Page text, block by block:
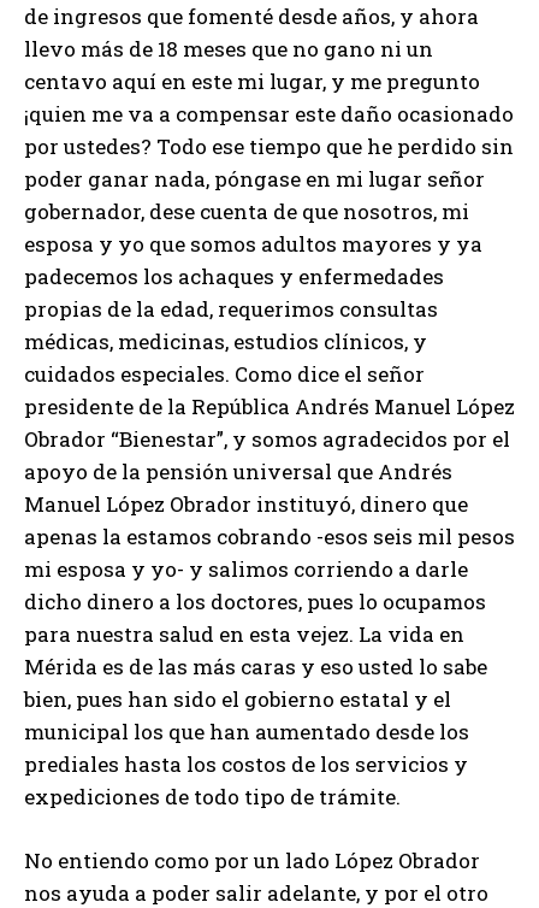
de ingresos que fomenté desde años, y ahora
llevo más de 18 meses que no gano ni un
centavo aquí en este mi lugar, y me pregunto
¡quien me va a compensar este daño ocasionado
por ustedes? Todo ese tiempo que he perdido sin
poder ganar nada, póngase en mi lugar señor
gobernador, dese cuenta de que nosotros, mi
esposa y yo que somos adultos mayores y ya
padecemos los achaques y enfermedades
propias de la edad, requerimos consultas
médicas, medicinas, estudios clínicos, y
cuidados especiales. Como dice el señor
presidente de la República Andrés Manuel López
Obrador “Bienestar”, y somos agradecidos por el
apoyo de la pensión universal que Andrés
Manuel López Obrador instituyó, dinero que
apenas la estamos cobrando -esos seis mil pesos
mi esposa y yo- y salimos corriendo a darle
dicho dinero a los doctores, pues lo ocupamos
para nuestra salud en esta vejez. La vida en
Mérida es de las más caras y eso usted lo sabe
bien, pues han sido el gobierno estatal y el
municipal los que han aumentado desde los
prediales hasta los costos de los servicios y
expediciones de todo tipo de trámite.
No entiendo como por un lado López Obrador
nos ayuda a poder salir adelante, y por el otro